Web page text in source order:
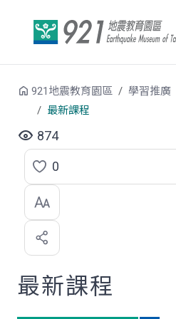
921地震教育園區 學習推廣
最新課程
874
點
選
喜
歡
0
最新課程